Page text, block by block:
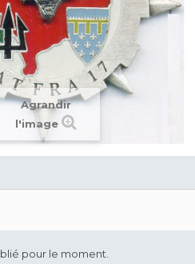
Agrandir
l'image
pour le moment.